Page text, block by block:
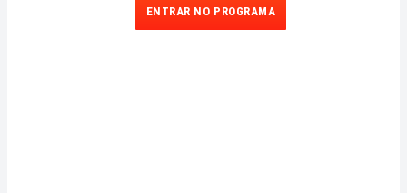
ENTRAR NO PROGRAMA